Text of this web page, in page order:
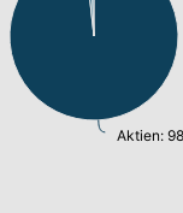
Aktien: